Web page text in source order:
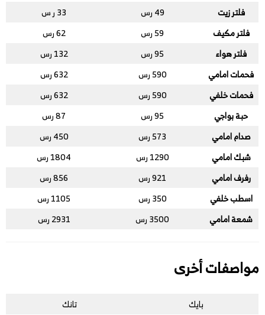
فلتر زيت
49 رس
33 ر س
فلتر مكيف
59 رس
62 رس
فلتر هواء
95 رس
132 رس
فحمات امامي
590 رس
632 رس
فحمات خلفي
590 رس
632 رس
حبة بواجي
95 رس
87 رس
صدام امامي
573 رس
450 رس
شبك امامي
1290 رس
1804 رس
رفرف امامي
921 رس
856 رس
اسطب خلفي
350 رس
1105 رس
شمعة امامي
3500 رس 2931 رس
مواصفات أخرى
بايك تانك